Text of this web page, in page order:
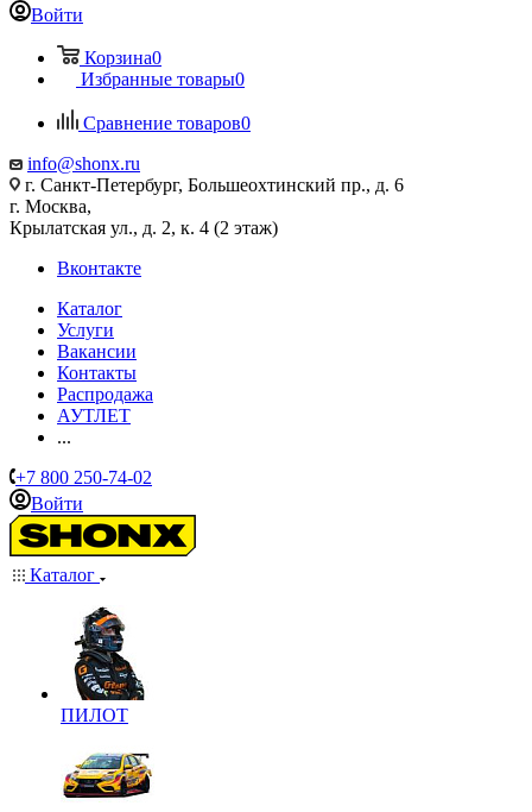
Войти
Корзина0
Избранные товары0
Сравнение товаров0
info@shonx.ru
г. Санкт-Петербург, Большеохтинский пр., д. 6
г. Москва,
Крылатская ул., д. 2, к. 4 (2 этаж)
Вконтакте
Каталог
Услуги
Вакансии
Контакты
Распродажа
АУТЛЕТ
...
+7 800 250-74-02
Войти
Каталог
ПИЛОТ